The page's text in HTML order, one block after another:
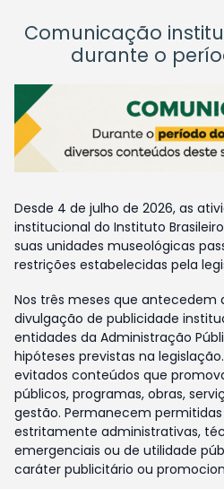
Comunicação
durante o
Desde 4 de julho de 2026, as
institucional do Instituto
suas unidades museológicas
restrições estabelecidas pela
Nos três meses que antecedem
divulgação de publicidade
entidades da Administração
hipóteses previstas na
evitados conteúdos que
públicos, programas, obras,
gestão. Permanecem
estritamente administrativas,
emergenciais ou de utilidade
caráter publicitário ou